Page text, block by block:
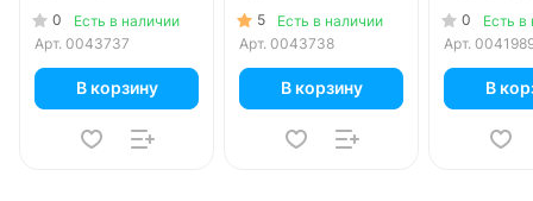
слойные 100 шт. в
уп.
0
Есть в наличии
Арт. 0043737
В корзину
5
Есть в наличии
Арт. 0043738
В корзину
белые 1
листов)
0
Есть в
Арт.
В